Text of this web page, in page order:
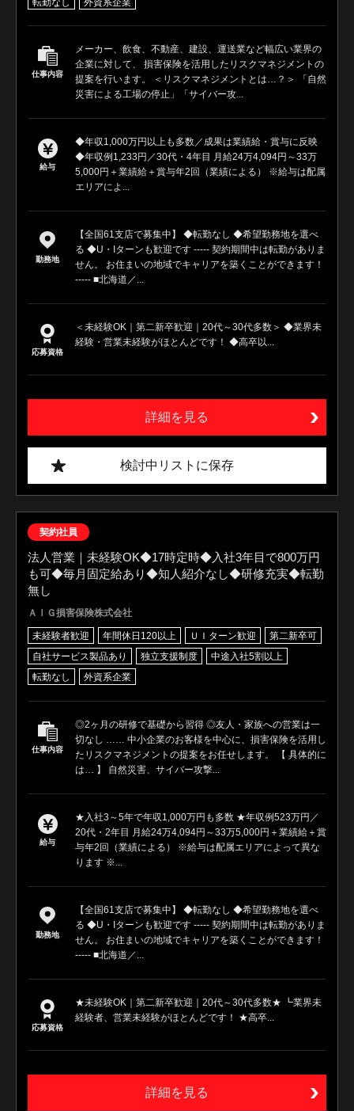
仕事内容
メーカー、飲食、不動産、建設、運送業など幅広い業界の
企業に対して、 損害保険を活用したリスクマネジメントの
提案を行います。 ＜リスクマネジメントとは…？＞ 「自然
災害による工場の停止」「サイバー攻...
給与
◆年収1,000万円以上も多数／成果は業績給・賞与に反映
◆年収例1,233円／30代・4年目 月給24万4,094円～33万
5,000円＋業績給＋賞与年2回（業績による） ※給与は配属
エリアによ...
勤務地
【全国61支店で募集中】 ◆転勤なし ◆希望勤務地を選べ
る ◆U・Iターンも歓迎です ----- 契約期間中は転勤がありま
せん。 お住まいの地域でキャリアを築くことができます！
----- ■北海道／...
応募資格
＜未経験OK｜第二新卒歓迎｜20代～30代多数＞ ◆業界未
経験・営業未経験がほとんどです！ ◆高卒以...
詳細を見る
検討中リストに保存
契約社員
法人営業｜未経験OK◆17時定時◆入社3年目で800万円
も可◆毎月固定給あり◆知人紹介なし◆研修充実◆転勤
無し
ＡＩＧ損害保険株式会社
未経験者歓迎 年間休日120以上 ＵＩターン歓迎
第二新卒可
自社サービス製品あり
独立支援制度
中途入社5割以上
転勤なし
外資系企業
仕事内容
◎2ヶ月の研修で基礎から習得 ◎友人・家族への営業は一
切なし …… 中小企業のお客様を中心に、損害保険を活用し
たリスクマネジメントの提案をお任せします。 【 具体的に
は… 】 自然災害、サイバー攻撃...
給与
★入社3～5年で年収1,000万円も多数 ★年収例523万円／
20代・2年目 月給24万4,094円～33万5,000円＋業績給＋賞
与年2回（業績による） ※給与は配属エリアによって異な
ります ※...
勤務地
【全国61支店で募集中】 ◆転勤なし ◆希望勤務地を選べ
る ◆U・Iターンも歓迎です ----- 契約期間中は転勤がありま
せん。 お住まいの地域でキャリアを築くことができます！
----- ■北海道／...
応募資格
★未経験OK｜第二新卒歓迎｜20代～30代多数★ ┗業界未
経験者、営業未経験がほとんどです！ ★高卒...
詳細を見る